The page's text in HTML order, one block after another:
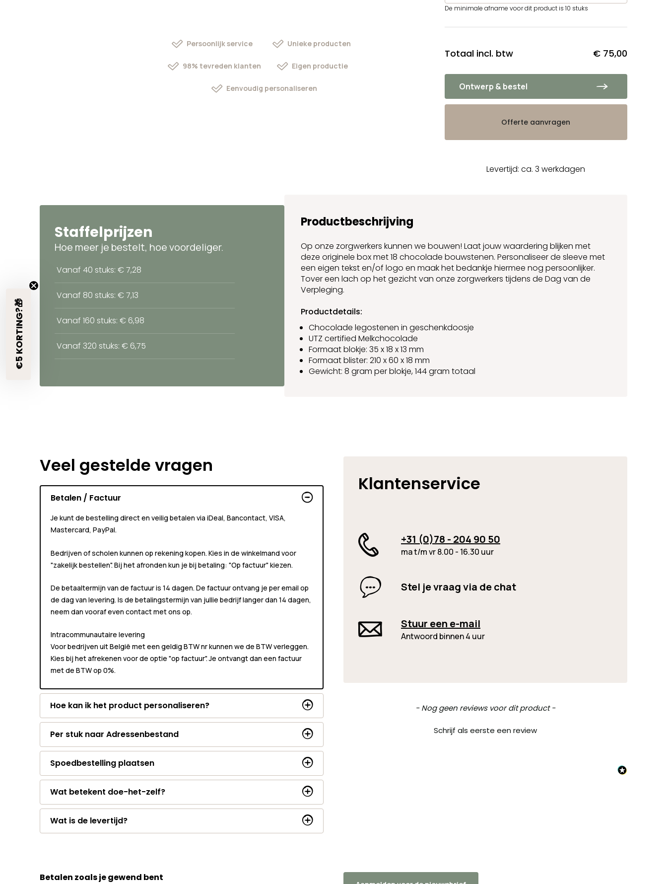
Persoonlijk service Unieke producten
98% tevreden klanten Eigen productie
Eenvoudig personaliseren Ontwerp & bestel
De minimale afname voor dit product is 10 stuks
Totaal incl. btw € 75,00
Offerte aanvragen
Levertijd: ca. 3 werkdagen
Staffelprijzen
Hoe meer je bestelt, hoe voordeliger.
Vanaf 40 stuks: € 7,28
Vanaf 80 stuks: € 7,13
Vanaf 160 stuks: € 6,98
Vanaf 320 stuks: € 6,75
Productbeschrijving
Op onze zorgwerkers kunnen we bouwen! Laat jouw waardering blijken met
deze originele box met 18 chocolade bouwstenen. Personaliseer de sleeve met
een eigen tekst en/of logo en maak het bedankje hiermee nog persoonlijker.
Tover een lach op het gezicht van onze zorgwerkers tijdens de Dag van de
Verpleging.
Productdetails:
Chocolade legostenen in geschenkdoosje
UTZ certifiedMelkchocolade
Formaat blokje: 35 x 18 x 13 mm
Formaat blister: 210 x 60 x 18 mm
Gewicht: 8 gram per blokje, 144 gram totaal
Veel gestelde vragen
Betalen / Factuur
Je kunt de bestelling direct en veilig betalen via iDeal, Bancontact, VISA,
Mastercard, PayPal.
Bedrijven of scholen kunnen op rekening kopen. Kies in de winkelmand voor
"zakelijk bestellen". Bij het afronden kun je bij betaling: "Op factuur" kiezen.
De betaaltermijn van de factuur is 14 dagen. De factuur ontvang je per email op
de dag van levering. Is de betalingstermijn van jullie bedrijf langer dan 14 dagen,
neem dan vooraf even contact met ons op.
Intracommunautaire levering
Voor bedrijven uit België met een geldig BTW nr kunnen we de BTW verleggen.
Kies bij het afrekenen voor de optie "op factuur". Je ontvangt dan een factuur
met de BTW op 0%.
Hoe kan ik het product personaliseren?
Per stuk naar Adressenbestand
Spoedbestelling plaatsen
Wat betekent doe-het-zelf?
Wat is de levertijd?
Klantenservice
+31 (0)78 - 204 90 50
ma t/m vr 8.00 - 16.30 uur
Stel je vraag via de chat
Stuur een e-mail
Antwoord binnen 4 uur
- Nog geen reviews voor dit product -
Schrijf als eerste een review
New content loaded
Betalen zoals je gewend bent
€5 KORTING?🎁